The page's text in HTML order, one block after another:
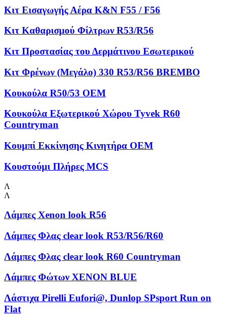
Κιτ Εισαγωγής Αέρα K&N F55 / F56
Κιτ Καθαρισμού Φίλτρων R53/R56
Κιτ Προστασίας του Δερμάτινου Εσωτερικού
Κιτ Φρένων (Μεγάλο) 330 R53/R56 BREMBO
Κουκούλα R50/53 OEM
Κουκούλα Εξωτερικού Χώρου Tyvek R60
Countryman
Κουμπί Εκκίνησης Κινητήρα OEM
Κουστούμι Πλήρες MCS
Λ
Λ
Λάμπες Xenon look R56
Λάμπες Φλας clear look R53/R56/R60
Λάμπες Φλας clear look R60 Countryman
Λάμπες Φώτων XENON BLUE
Λάστιχα Pirelli Eufori@, Dunlop SPsport Run on
Flat